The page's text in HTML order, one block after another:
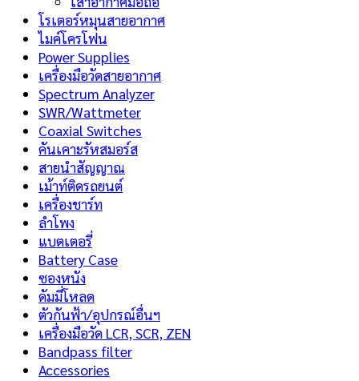
โรเตอร์หมุนสายอากาศ
ไมค์โครโฟน
Power Supplies
เครื่องมือวัดสายอากาศ
Spectrum Analyzer
SWR/Wattmeter
Coaxial Switches
คันเคาะรัหสมอร์ส
สายนำสัญญาณ
เม้าท์ติดรถยนต์
เครื่องชาร์ท
ลำโพง
แบตเตอรี่
Battery Case
ซองหนัง
ดัมมี่โหลด
ตัวกันฟ้า/อุปกรณ์อื่นฯ
เครื่องมือวัด LCR, SCR, ZEN
Bandpass filter
Accessories